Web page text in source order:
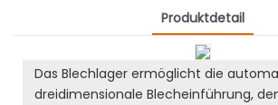
Produktdetail
Das Blechlager ermöglicht die
dreidimensionale Blecheinführung,